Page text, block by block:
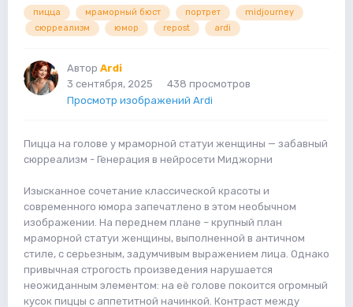
пицца мраморный бюст портрет
midjourney
сюрреализм
юмор repost ardi
Автор Ardi
3 сентября, 2025
438 просмотров
Просмотр изображений Ardi
Пицца на голове у мраморной статуи женщины — забавный
сюрреализм - Генерация в нейросети Миджорни
Изысканное сочетание классической красоты и
современного юмора запечатлено в этом необычном
изображении. На переднем плане – крупный план
мраморной статуи женщины, выполненной в античном
стиле, с серьезным, задумчивым выражением лица. Однако
привычная строгость произведения нарушается
неожиданным элементом: на её голове покоится огромный
кусок пиццы с аппетитной начинкой. Контраст между